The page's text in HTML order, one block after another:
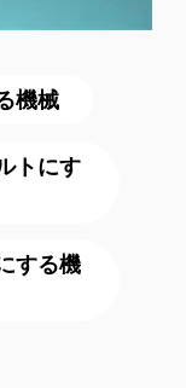
機械
トにす
する機